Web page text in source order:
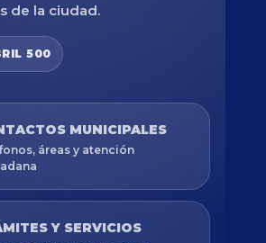
de la ciudad.
500
MUNICIPALES
áreas y atención
Y SERVICIOS